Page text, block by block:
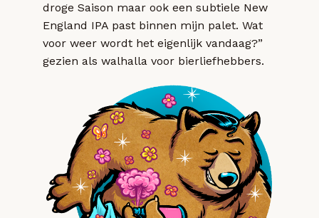
droge Saison maar ook een subtiele New
England IPA past binnen mijn palet. Wat
voor weer wordt het eigenlijk vandaag?”
gezien als walhalla voor bierliefhebbers.